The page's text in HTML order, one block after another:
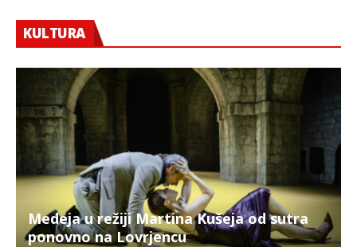
KULTURA
Medeja u režiji Martina Kušeja od sutra
ponovno na Lovrjencu